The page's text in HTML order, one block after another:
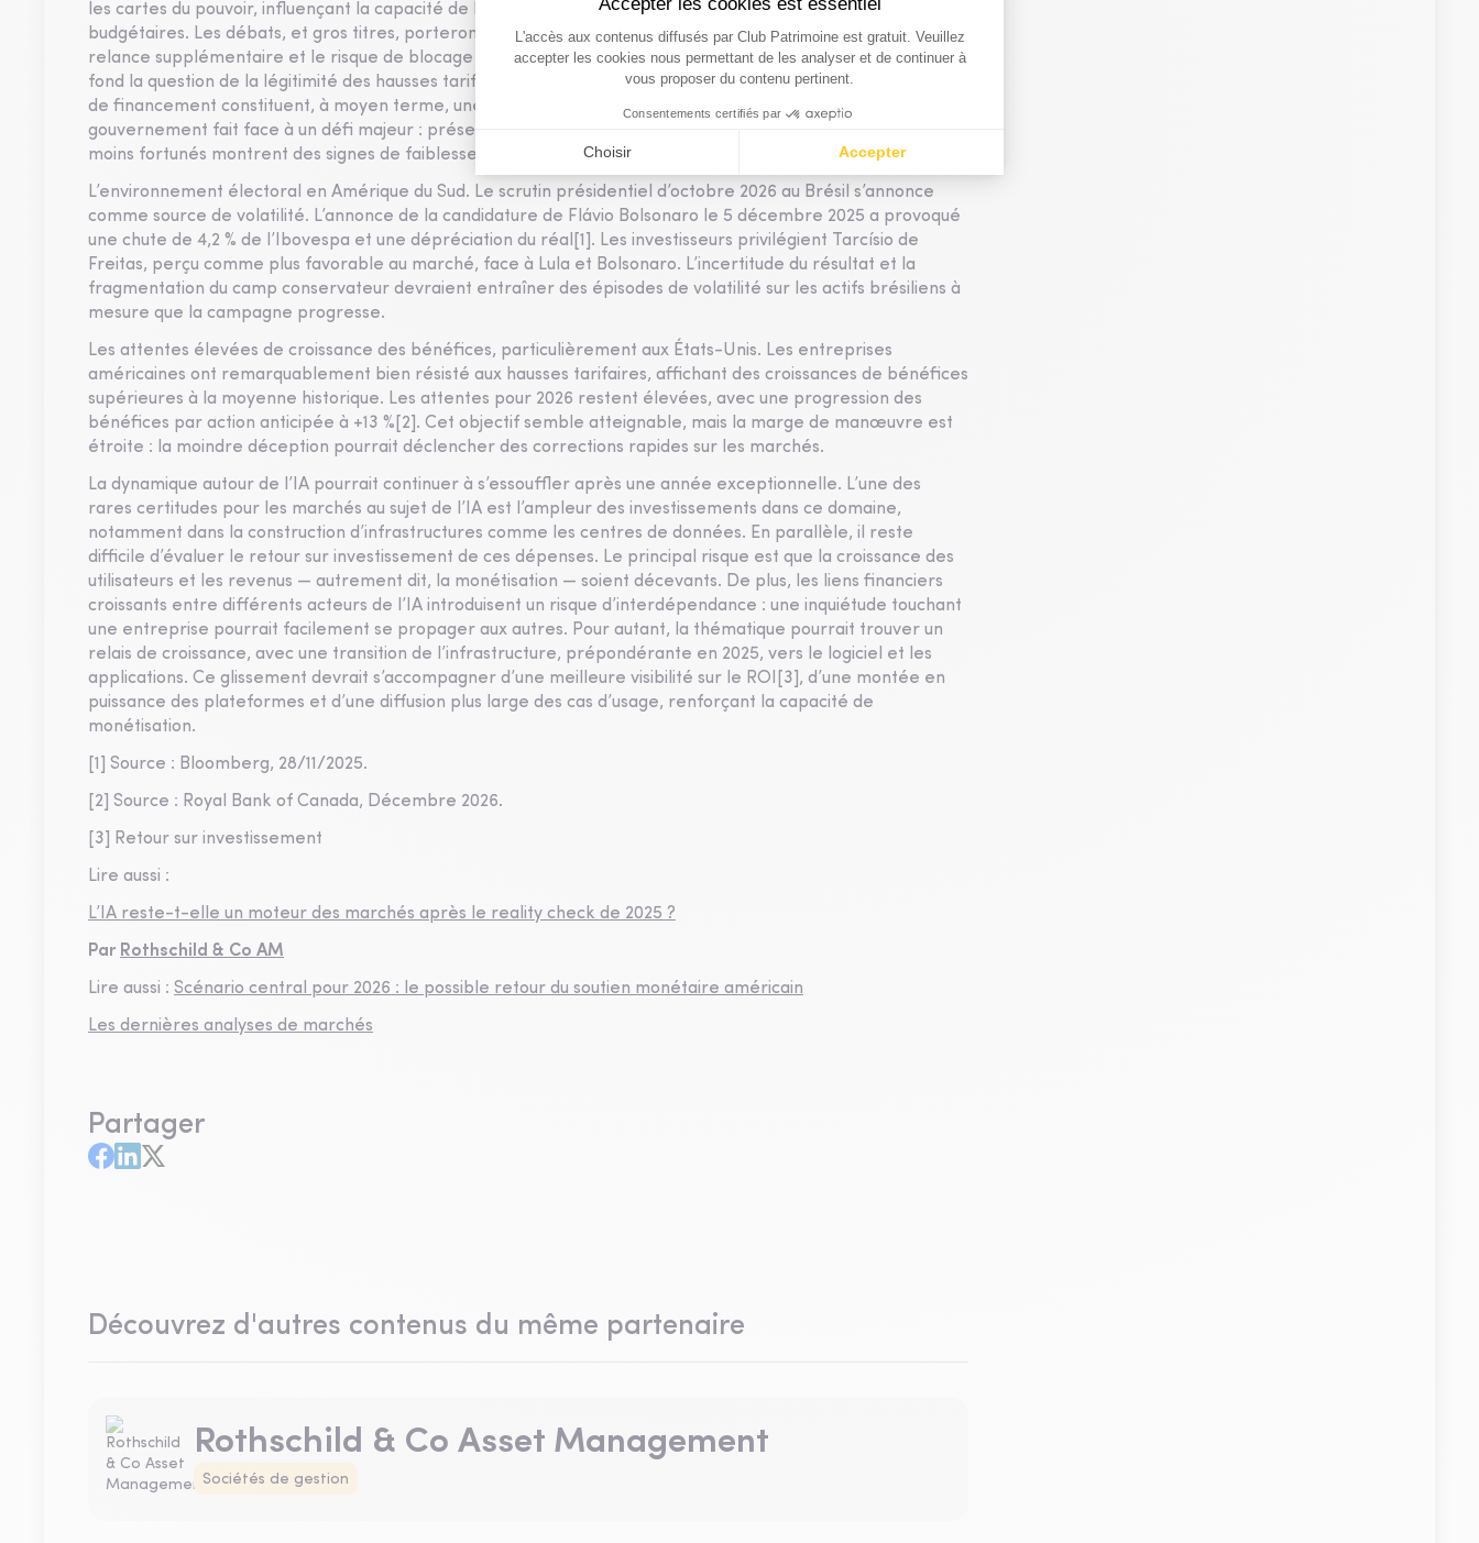
les cartes du pouvoir, influençant la capacité de l’exécutif à déployer ses priorités économiques et
budgétaires. Les débats, et gros titres, porteront notamment sur la politique fiscale, entre la tentation d’une
relance supplémentaire et le risque de blocage budgétaire ; et la politique commerciale, avec en toile de
fond la question de la légitimité des hausses tarifaires. L’augmentation du déficit américain et ses modalités
de financement constituent, à moyen terme, une source d’inquiétude pour les marchés. Enfin, le
gouvernement fait face à un défi majeur : préserver une croissance durable alors que les consommateurs les
moins fortunés montrent des signes de faiblesse.
L’environnement électoral en Amérique du Sud. Le scrutin présidentiel d’octobre 2026 au Brésil s’annonce
comme source de volatilité. L’annonce de la candidature de Flávio Bolsonaro le 5 décembre 2025 a provoqué
une chute de 4,2 % de l’Ibovespa et une dépréciation du réal[1]. Les investisseurs privilégient Tarcísio de
Freitas, perçu comme plus favorable au marché, face à Lula et Bolsonaro. L’incertitude du résultat et la
fragmentation du camp conservateur devraient entraîner des épisodes de volatilité sur les actifs brésiliens à
mesure que la campagne progresse.
Les attentes élevées de croissance des bénéfices, particulièrement aux États-Unis. Les entreprises
américaines ont remarquablement bien résisté aux hausses tarifaires, affichant des croissances de bénéfices
supérieures à la moyenne historique. Les attentes pour 2026 restent élevées, avec une progression des
bénéfices par action anticipée à +13 %[2]. Cet objectif semble atteignable, mais la marge de manœuvre est
étroite : la moindre déception pourrait déclencher des corrections rapides sur les marchés.
La dynamique autour de l’IA pourrait continuer à s’essouffler après une année exceptionnelle. L’une des
rares certitudes pour les marchés au sujet de l’IA est l’ampleur des investissements dans ce domaine,
notamment dans la construction d’infrastructures comme les centres de données. En parallèle, il reste
difficile d’évaluer le retour sur investissement de ces dépenses. Le principal risque est que la croissance des
utilisateurs et les revenus — autrement dit, la monétisation — soient décevants. De plus, les liens financiers
croissants entre différents acteurs de l’IA introduisent un risque d’interdépendance : une inquiétude touchant
une entreprise pourrait facilement se propager aux autres. Pour autant, la thématique pourrait trouver un
relais de croissance, avec une transition de l’infrastructure, prépondérante en 2025, vers le logiciel et les
applications. Ce glissement devrait s’accompagner d’une meilleure visibilité sur le ROI[3], d’une montée en
puissance des plateformes et d’une diffusion plus large des cas d’usage, renforçant la capacité de
monétisation.
[1] Source : Bloomberg, 28/11/2025.
[2] Source : Royal Bank of Canada, Décembre 2026.
[3] Retour sur investissement
Lire aussi :
L’IA reste-t-elle un moteur des marchés après le reality check de 2025 ?
Par Rothschild & Co AM
Lire aussi : Scénario central pour 2026 : le possible retour du soutien monétaire américain
Les dernières analyses de marchés
Partager
Découvrez d'autres contenus du même partenaire
Rothschild & Co Asset Management
Sociétés de gestion